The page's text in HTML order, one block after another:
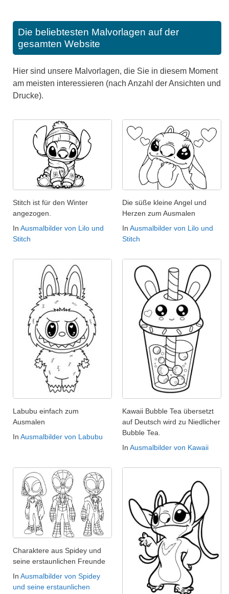
Die beliebtesten Malvorlagen auf der
gesamten Website
Hier sind unsere Malvorlagen, die Sie in diesem Moment
am meisten interessieren (nach Anzahl der Ansichten und
Drucke).
Stitch ist für den Winter
angezogen.
In Ausmalbilder von Lilo und
Stitch
Die süße kleine Angel und
Herzen zum Ausmalen
In Ausmalbilder von Lilo und
Stitch
Labubu einfach zum
Ausmalen
In Ausmalbilder von Labubu
Kawaii Bubble Tea übersetzt
auf Deutsch wird zu Niedlicher
Bubble Tea.
In Ausmalbilder von Kawaii
Charaktere aus Spidey und
seine erstaunlichen Freunde
In Ausmalbilder von Spidey
und seine erstaunlichen